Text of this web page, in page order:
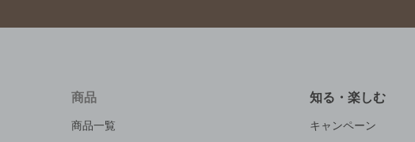
商品
商品一覧
知る・楽しむ
キャンペーン